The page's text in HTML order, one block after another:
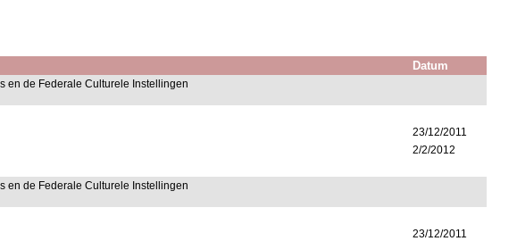
Datum
en de Federale Culturele Instellingen
23/12/2011
2/2/2012
en de Federale Culturele Instellingen
23/12/2011